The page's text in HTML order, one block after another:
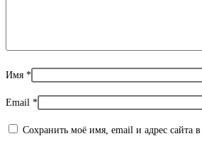
Имя *
Email *
Сохранить моё имя, email и адрес сайта в